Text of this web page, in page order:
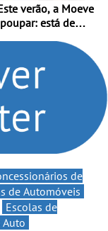
está de
descontos de
de
de Automóveis
Escolas de
Auto